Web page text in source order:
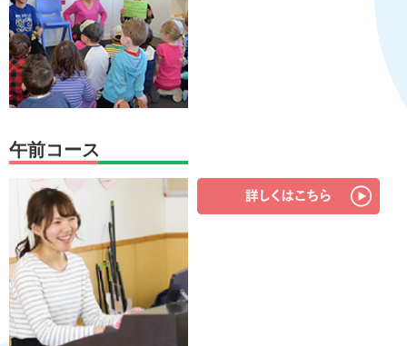
午前コース